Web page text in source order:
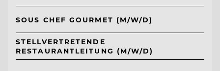
SOUS CHEF GOURMET (M/W/D)
STELLVERTRETENDE
RESTAURANTLEITUNG (M/W/D)